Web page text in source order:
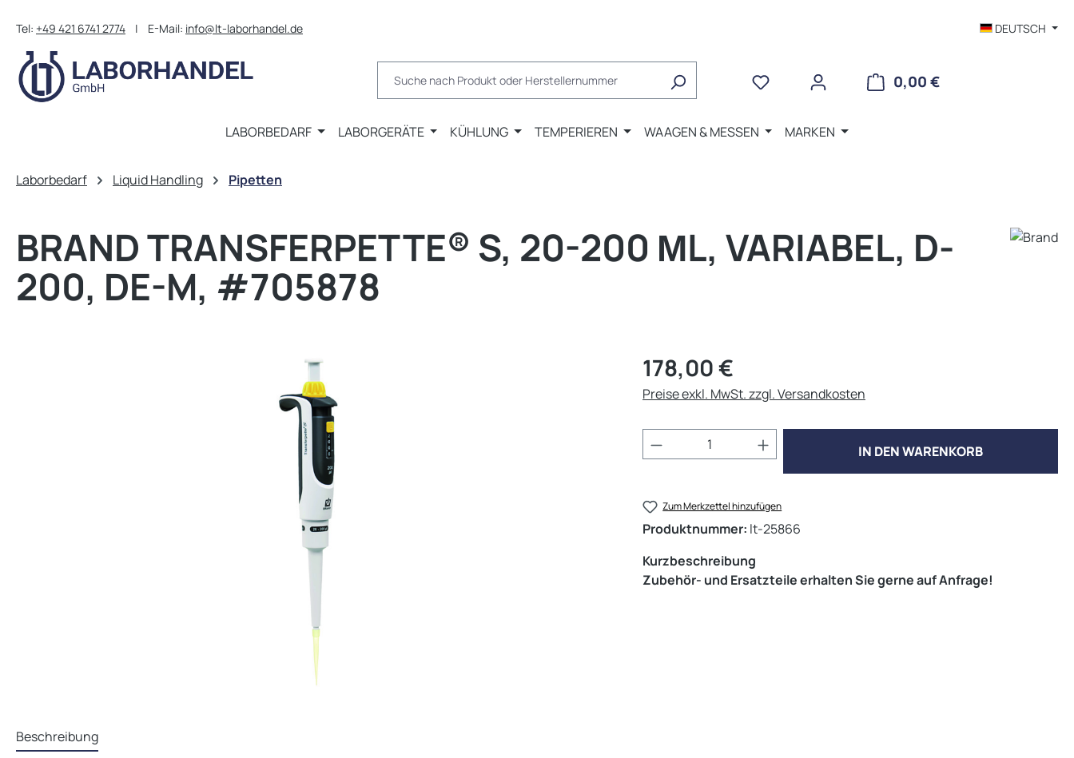
Tel: +49 421 6741 2774 | E-Mail: info@lt-laborhandel.de DEUTSCH
0,00 €WARENKORB
LABORBEDARF LABORGERÄTE KÜHLUNG TEMPERIEREN WAAGEN & MESSEN MARKEN
Laborbedarf Liquid Handling Pipetten
BRAND TRANSFERPETTE® S, 20-200 ΜL, VARIABEL, D-
200, DE-M, #705878
Regulärer Preis:
178,00 €
Preise exkl. MwSt. zzgl. Versandkosten
Produkt Anzahl: Gib den gewünschten Wert
IN DEN WARENKORB
Zum Merkzettel hinzufügen
Produktnummer: lt-25866
Kurzbeschreibung
Zubehör- und Ersatzteile erhalten Sie gerne auf Anfrage!
Beschreibung